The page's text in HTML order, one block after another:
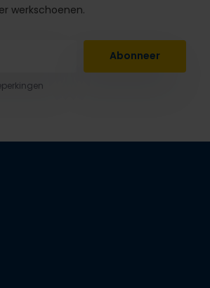
werkschoenen.
Abonneer